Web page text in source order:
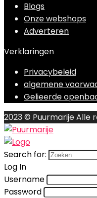
Blogs
Onze webshops
Adverteren
Verklaringen
Privacybeleid
algemene
Gelieerde
2023 © Puurmarije
Search for:
Log In
Username
Password